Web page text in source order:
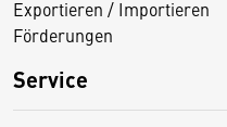
Exportieren / Importieren
Förderungen
Service